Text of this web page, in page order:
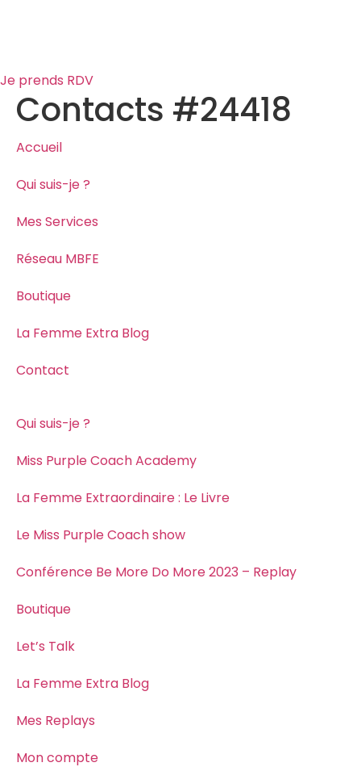
Je prends RDV
Contacts #24418
Accueil
Qui suis-je ?
Mes Services
Réseau MBFE
Boutique
La Femme Extra Blog
Contact
Qui suis-je ?
Miss Purple Coach Academy
La Femme Extraordinaire : Le Livre
Le Miss Purple Coach show
Conférence Be More Do More 2023 – Replay
Boutique
Let’s Talk
La Femme Extra Blog
Mes Replays
Mon compte